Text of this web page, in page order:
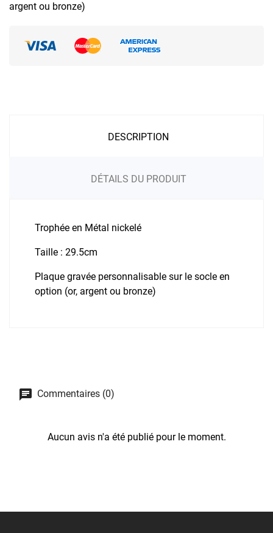
argent ou bronze)
DESCRIPTION
DÉTAILS DU PRODUIT
Trophée en Métal nickelé
Taille : 29.5cm
Plaque gravée personnalisable sur le socle en
option (or, argent ou bronze)
Commentaires (0)
Aucun avis n'a été publié pour le moment.